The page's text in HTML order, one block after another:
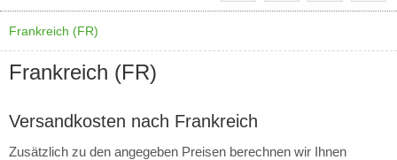
Frankreich (FR)
Frankreich (FR)
Versandkosten nach Frankreich
Zusätzlich zu den angegeben Preisen berechnen wir Ihnen